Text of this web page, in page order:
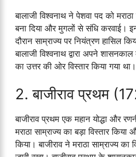
बालाजी विश्वनाथ ने पेशवा पद को
बना दिया और मुगलों से संधि करवाई।
दौरान साम्राज्य पर नियंत्रण हासिल
बालाजी विश्वनाथ द्वारा अपने शासनकाल
का उत्तर की ओर विस्तार किया गया था।
2. बाजीराव प्रथम
बाजीराव प्रथम एक महान योद्धा और
मराठा साम्राज्य का बड़ा विस्तार
किया। बाजीराव ने मराठा साम्राज्य का